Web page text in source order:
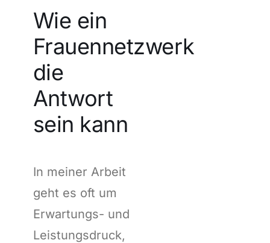
Wie ein
Frauennetzwerk
die
Antwort
sein kann
In meiner Arbeit
geht es oft um
Erwartungs- und
Leistungsdruck,